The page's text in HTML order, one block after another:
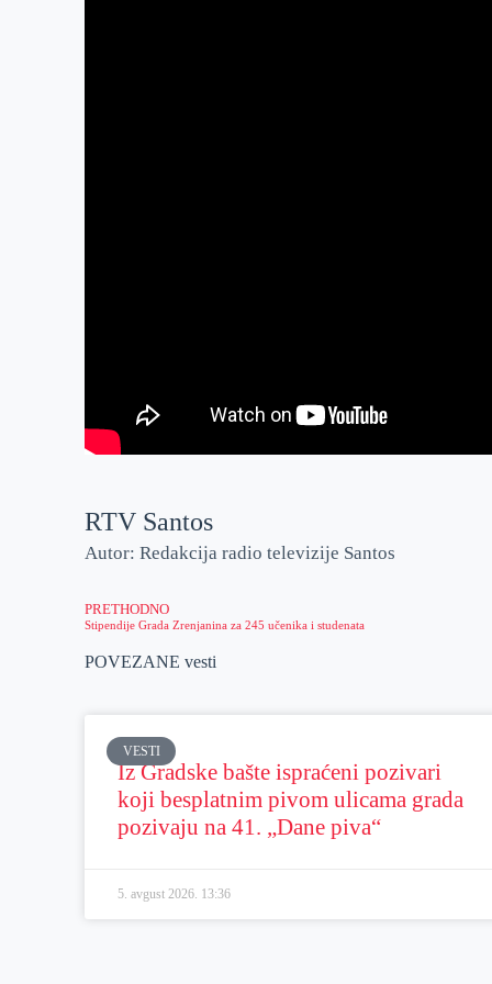
RTV Santos
Autor: Redakcija radio televizije Santos
PRETHODNO
Stipendije Grada Zrenjanina za 245 učenika i studenata
POVEZANE vesti
VESTI
Iz Gradske bašte ispraćeni pozivari
koji besplatnim pivom ulicama grada
pozivaju na 41. „Dane piva“
5. avgust 2026. 13:36